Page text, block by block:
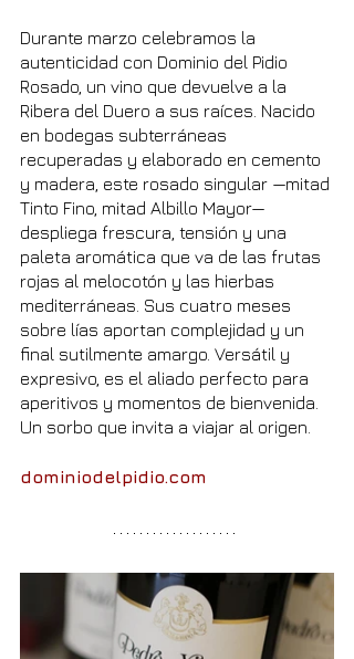
Durante marzo celebramos la
autenticidad con Dominio del Pidio
Rosado, un vino que devuelve a la
Ribera del Duero a sus raíces. Nacido
en bodegas subterráneas
recuperadas y elaborado en cemento
y madera, este rosado singular —mitad
Tinto Fino, mitad Albillo Mayor—
despliega frescura, tensión y una
paleta aromática que va de las frutas
rojas al melocotón y las hierbas
mediterráneas. Sus cuatro meses
sobre lías aportan complejidad y un
final sutilmente amargo. Versátil y
expresivo, es el aliado perfecto para
aperitivos y momentos de bienvenida.
Un sorbo que invita a viajar al origen.
dominiodelpidio.com